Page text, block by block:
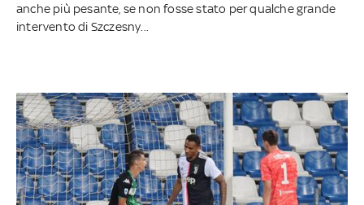
anche più pesante, se non fosse stato per qualche grande
intervento di Szczesny...